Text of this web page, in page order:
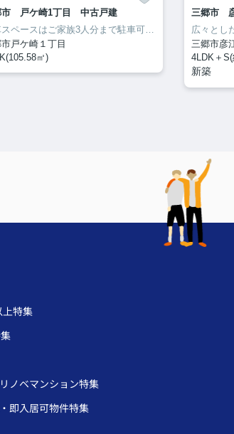
市 戸ケ崎1丁目 中古戸建
駐車スペースはご家族3人分まで駐車可能です。システムキッチンは必要な物が組み込まれているため、すぐ調理できます。浴室が1坪以上あるので、お風呂にもゆっくり入っていただけます。ゆったりとしたオープン外構のスペースには花や緑が溢れています。不動産の購入は、人生の中でも大きなターニングポイントです。後悔の無いよう当社スタッフが全力でサポートするので、お気軽にお問合せ下さい。
戸ケ崎１丁目
㎡)
三郷市彦
4LDK＋
新築
上特集
ノベマンション特集
即入居可物件特集